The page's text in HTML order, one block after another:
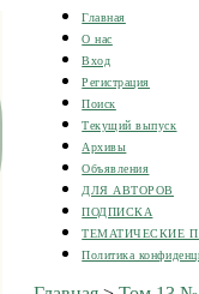
Главная
О нас
Вход
Регистрация
Поиск
Текущий выпуск
Архивы
Объявления
ДЛЯ АВТОРОВ
ПОДПИСКА
ТЕМАТИЧЕСКИЕ
Политика